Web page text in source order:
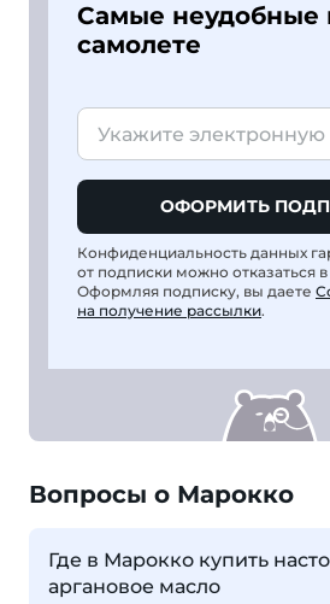
Самые неудобные
самолете
ОФОРМИТЬ
Конфиденциальность данных
от подписки можно отказаться
Оформляя подписку, вы даете
на получение рассылки.
Вопросы о Марокко
Где в Марокко купить
аргановое масло